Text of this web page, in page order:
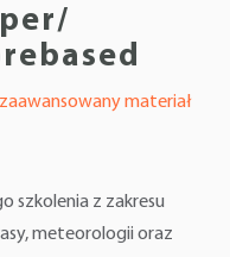
materiał
szkolenia z zakresu
meteorologii oraz